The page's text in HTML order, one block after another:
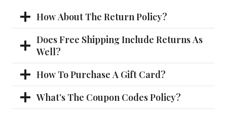
How About The Return Policy?
Does Free Shipping Include Returns As
Well?
How To Purchase A Gift Card?
What’s The Coupon Codes Policy?